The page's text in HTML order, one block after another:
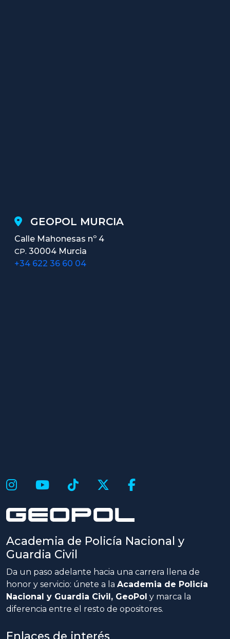
GEOPOL MURCIA
Calle Mahonesas nº 4
CP. 30004 Murcia
+34 622 36 60 04
Academia de Policía Nacional y
Guardia Civil
Da un paso adelante hacia una carrera llena de
honor y servicio: únete a la Academia de Policía
Nacional y Guardia Civil, GeoPol y marca la
diferencia entre el resto de opositores.
Enlaces de interés